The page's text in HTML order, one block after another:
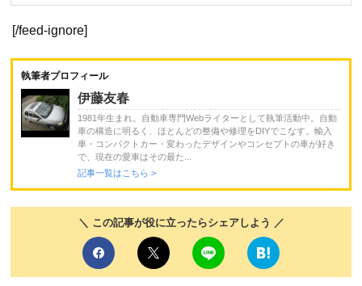
[/feed-ignore]
執筆者プロフィール
伊藤友春
1981年生まれ。自動車専門Webライターとして執筆活動中。自動
車の構造に明るく、ほとんどの整備や修理をDIYでこなす。輸入
車・コンパクトカー・変わったデザインやコンセプトの車が好き
で、現在の愛車はその最た...
記事一覧はこちら >
＼ この記事が役に立ったらシェアしよう ／